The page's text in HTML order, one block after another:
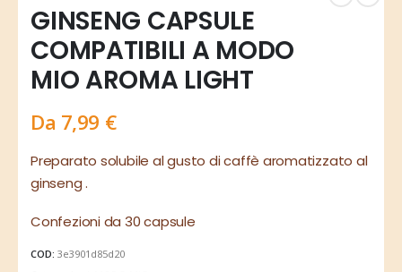
GINSENG CAPSULE
COMPATIBILI A MODO
MIO AROMA LIGHT
Da 7,99 €
Preparato solubile al gusto di caffè aromatizzato al
ginseng .
Confezioni da 30 capsule
COD:3e3901d85d20